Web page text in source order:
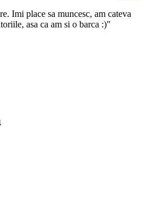
Imi place sa muncesc, am cateva
asa ca am si o barca :)"